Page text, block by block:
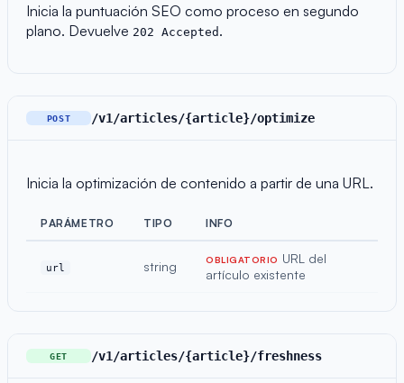
Inicia la puntuación SEO como proceso en segundo
plano. Devuelve 202 Accepted .
POST /v1/articles/{article}/optimize
Inicia la optimización de contenido a partir de una URL.
PARÁMETRO TIPO INFO
url string OBLIGATORIO URL del
artículo existente
GET /v1/articles/{article}/freshness